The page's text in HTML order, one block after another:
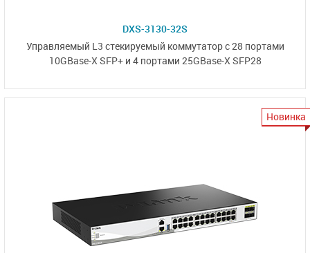
DXS-3130-32S
Управляемый L3 стекируемый коммутаторс 28 портами
10GBase-X SFP+ и 4 портами 25GBase-X SFP28
Новинка